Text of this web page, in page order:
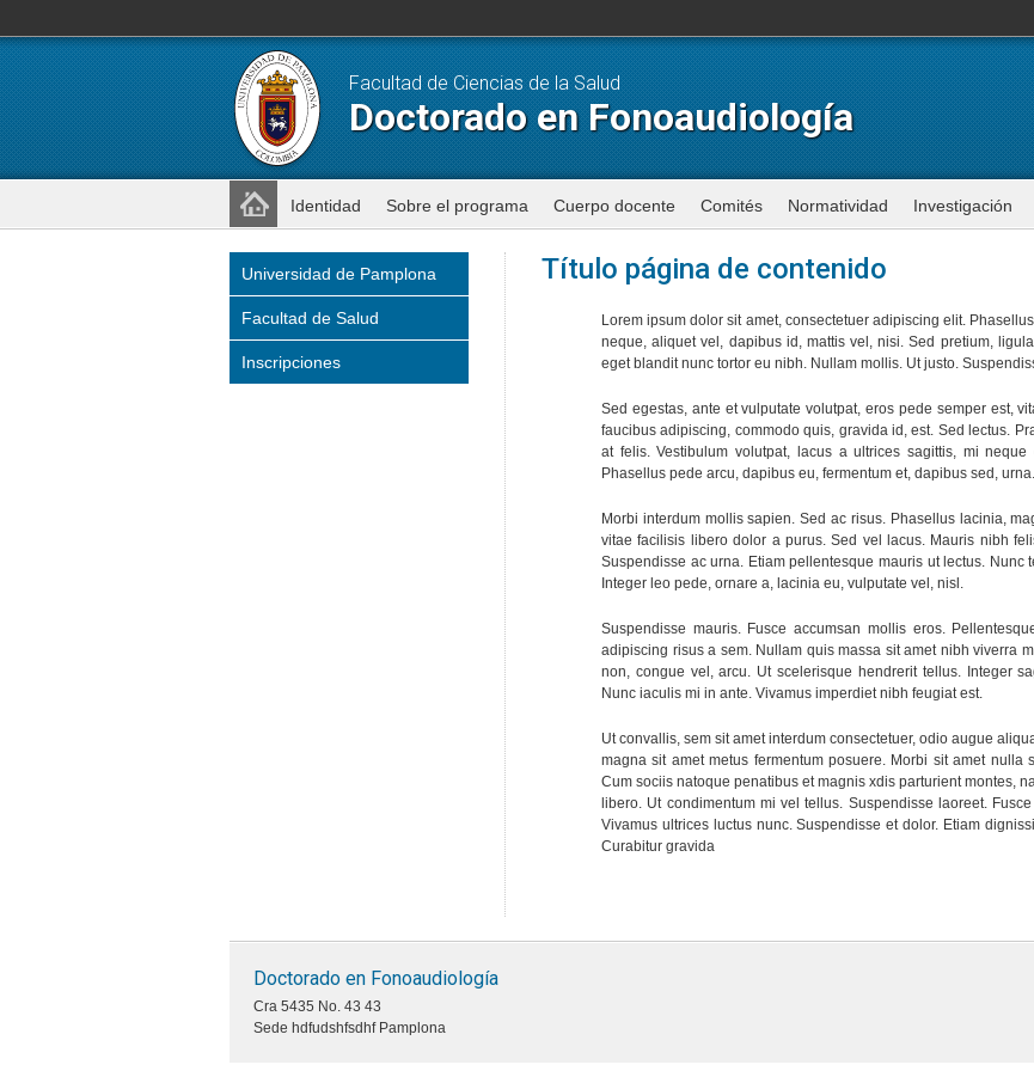
Facultad de Ciencias de la Salud
Doctorado en Fonoaudiología
Identidad Sobre el programa Cuerpo docente Comités Normatividad Investigación
Universidad de Pamplona
Facultad de Salud
Inscripciones
Título página de contenido
Lorem ipsum dolor sit amet, consectetuer adipiscing elit.
neque, aliquet vel, dapibus id, mattis vel, nisi. Sed pretium,
eget blandit nunc tortor eu nibh. Nullam mollis. Ut justo.
Sed egestas, ante et vulputate volutpat, eros pede semper est,
faucibus adipiscing, commodo quis, gravida id, est. Sed lectus.
at felis. Vestibulum volutpat, lacus a ultrices sagittis, mi
Phasellus pede arcu, dapibus eu, fermentum et, dapibus sed, urna.
Morbi interdum mollis sapien. Sed ac risus. Phasellus lacinia,
vitae facilisis libero dolor a purus. Sed vel lacus. Mauris nibh
Suspendisse ac urna. Etiam pellentesque mauris ut lectus.
Integer leo pede, ornare a, lacinia eu, vulputate vel, nisl.
Suspendisse mauris. Fusce accumsan mollis eros.
adipiscing risus a sem. Nullam quis massa sit amet nibh viverra
non, congue vel, arcu. Ut scelerisque hendrerit tellus. Integer
Nunc iaculis mi in ante. Vivamus imperdiet nibh feugiat est.
Ut convallis, sem sit amet interdum consectetuer, odio augue
magna sit amet metus fermentum posuere. Morbi sit amet nulla
Cum sociis natoque penatibus et magnis xdis parturient montes,
libero. Ut condimentum mi vel tellus. Suspendisse laoreet.
Vivamus ultrices luctus nunc. Suspendisse et dolor. Etiam
Curabitur gravida
Doctorado en Fonoaudiología
Cra 5435 No. 43 43
Sede hdfudshfsdhf Pamplona